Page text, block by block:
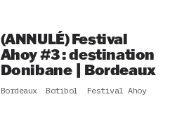
(ANNULÉ) Festival
Ahoy #3 : destination
Donibane | Bordeaux
Bordeaux Botibol Festival Ahoy